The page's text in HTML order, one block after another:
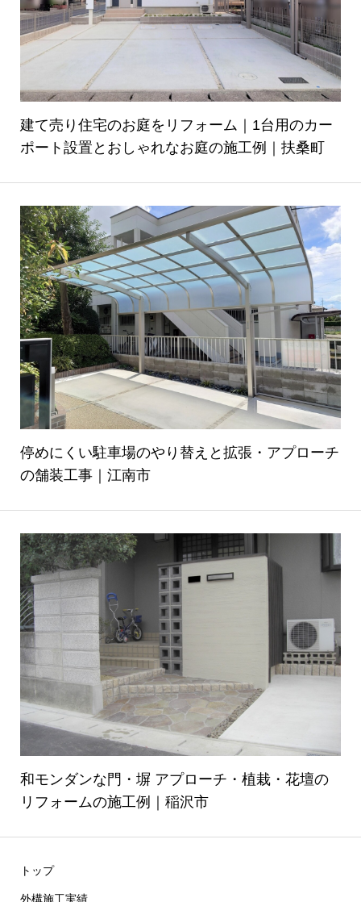
建て売り住宅のお庭をリフォーム｜1台用のカー
ポート設置とおしゃれなお庭の施工例｜扶桑町
停めにくい駐車場のやり替えと拡張・アプローチ
の舗装工事｜江南市
和モンダンな門・塀 アプローチ・植栽・花壇の
リフォームの施工例｜稲沢市
トップ
外構施工実績